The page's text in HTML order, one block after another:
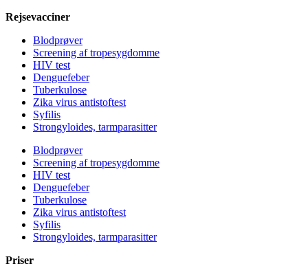
Rejsevacciner
Blodprøver
Screening af tropesygdomme
HIV test
Denguefeber
Tuberkulose
Zika virus antistoftest
Syfilis
Strongyloides, tarmparasitter
Blodprøver
Screening af tropesygdomme
HIV test
Denguefeber
Tuberkulose
Zika virus antistoftest
Syfilis
Strongyloides, tarmparasitter
Priser